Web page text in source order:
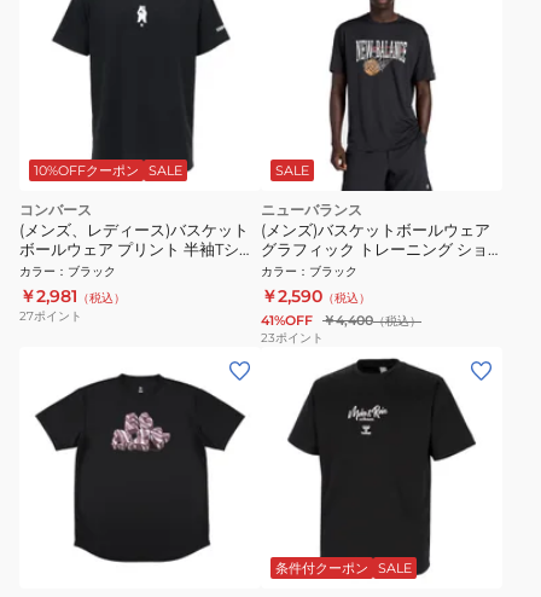
10%OFFクーポン SALE
コンバース
(メンズ、レディース)バスケット
ボールウェア プリント 半袖Tシャ
ツ CBA261368-1900
カラー ： ブラック
￥2,981 （税込）
27ポイント
SALE
ニューバランス
(メンズ)バスケットボールウェア
グラフィック トレーニング ショ
ートスリーブシャツ MT53630BK
カラー ： ブラック
￥2,590 （税込）
41%OFF ￥4,400（税込）
23ポイント
条件付クーポン SALE